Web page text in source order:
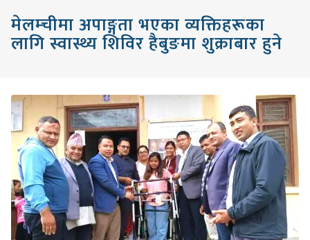
मेलम्चीमा अपाङ्गता भएका व्यक्तिहरूका
लागि स्वास्थ्य शिविर हैबुङमा शुक्राबार हुने